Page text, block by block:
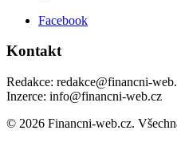
Facebook
Kontakt
Redakce: redakce@financni-
Inzerce: info@financni-web.cz
© 2026 Financni-web.cz.